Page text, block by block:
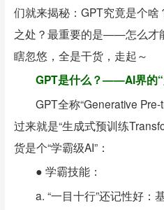
们就来揭秘：GPT究竟是个啥
之处？最重要的是——怎么才
瞎忽悠，全是干货，走起～
GPT是什么？——AI界的“
GPT全称“Generative
过来就是“生成式预训练
货是个“学霸级AI”：
● 学霸技能：
a. “一目十行”还记性好：